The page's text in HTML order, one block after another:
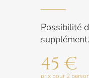
Possibilité
supplément.
45 €
prix pour 2